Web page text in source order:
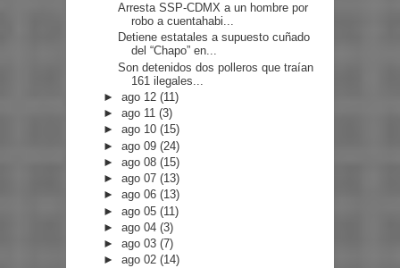
Arresta SSP-CDMX a un hombre por
robo a cuentahabi...
Detiene estatales a supuesto cuñado
del “Chapo” en...
Son detenidos dos polleros que traían
161 ilegales...
►ago 12(11)
►ago 11(3)
►ago 10(15)
►ago 09(24)
►ago 08(15)
►ago 07(13)
►ago 06(13)
►ago 05(11)
►ago 04(3)
►ago 03(7)
►ago 02(14)